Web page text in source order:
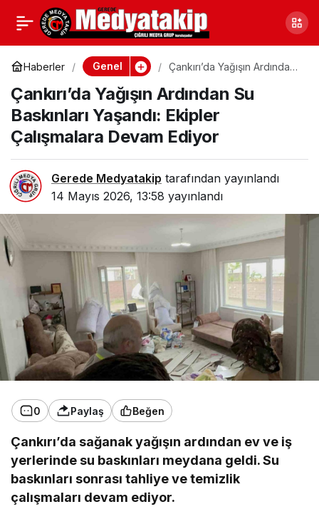
Haberler Genel
Çankırı’da Yağışın Ardından
Ekipler Çalışmalara Devam
Ediyor
Çankırı’da Yağışın Ardından Su
Baskınları Yaşandı: Ekipler
Çalışmalara Devam Ediyor
Gerede Medyatakip tarafından yayınlandı
14 Mayıs 2026, 13:58 yayınlandı
0 Paylaş Beğen
Çankırı’da sağanak yağışın ardından ev ve iş
yerlerinde su baskınları meydana geldi. Su
baskınları sonrası tahliye ve temizlik
çalışmaları devam ediyor.
Bartın’da Fırtına
Korkuttu
Paylaş